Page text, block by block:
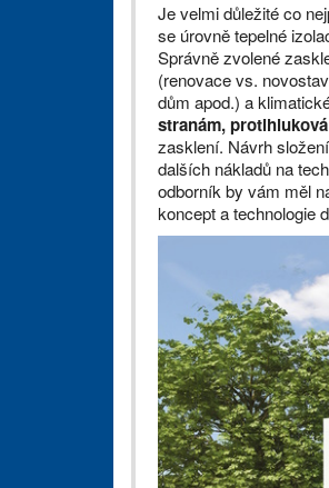
Je velmi důležité co
se úrovně tepelné
Správně zvolené
(renovace vs.
dům apod.) a
stranám,
zasklení. Návrh
dalších nákladů na
odborník by vám měl
koncept a technologie